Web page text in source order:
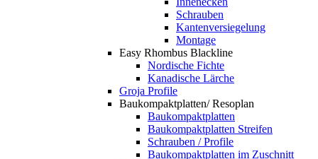
Schrauben
Kantenversiegelung
Montage
Easy Rhombus Blackline
Nordische Fichte
Kanadische Lärche
Groja Profile
Baukompaktplatten/ Resoplan
Baukompaktplatten
Baukompaktplatten Streifen
Schrauben / Profile
Baukompaktplatten im Zuschnitt